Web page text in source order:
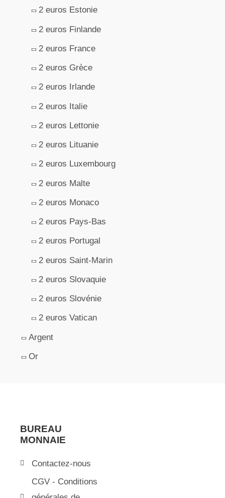
2 euros Estonie
2 euros Finlande
2 euros France
2 euros Grèce
2 euros Irlande
2 euros Italie
2 euros Lettonie
2 euros Lituanie
2 euros Luxembourg
2 euros Malte
2 euros Monaco
2 euros Pays-Bas
2 euros Portugal
2 euros Saint-Marin
2 euros Slovaquie
2 euros Slovénie
2 euros Vatican
Argent
Or
BUREAU
MONNAIE
Contactez-nous
CGV - Conditions